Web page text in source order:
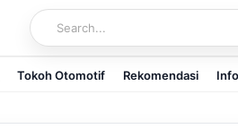
Tokoh Otomotif Rekomendasi